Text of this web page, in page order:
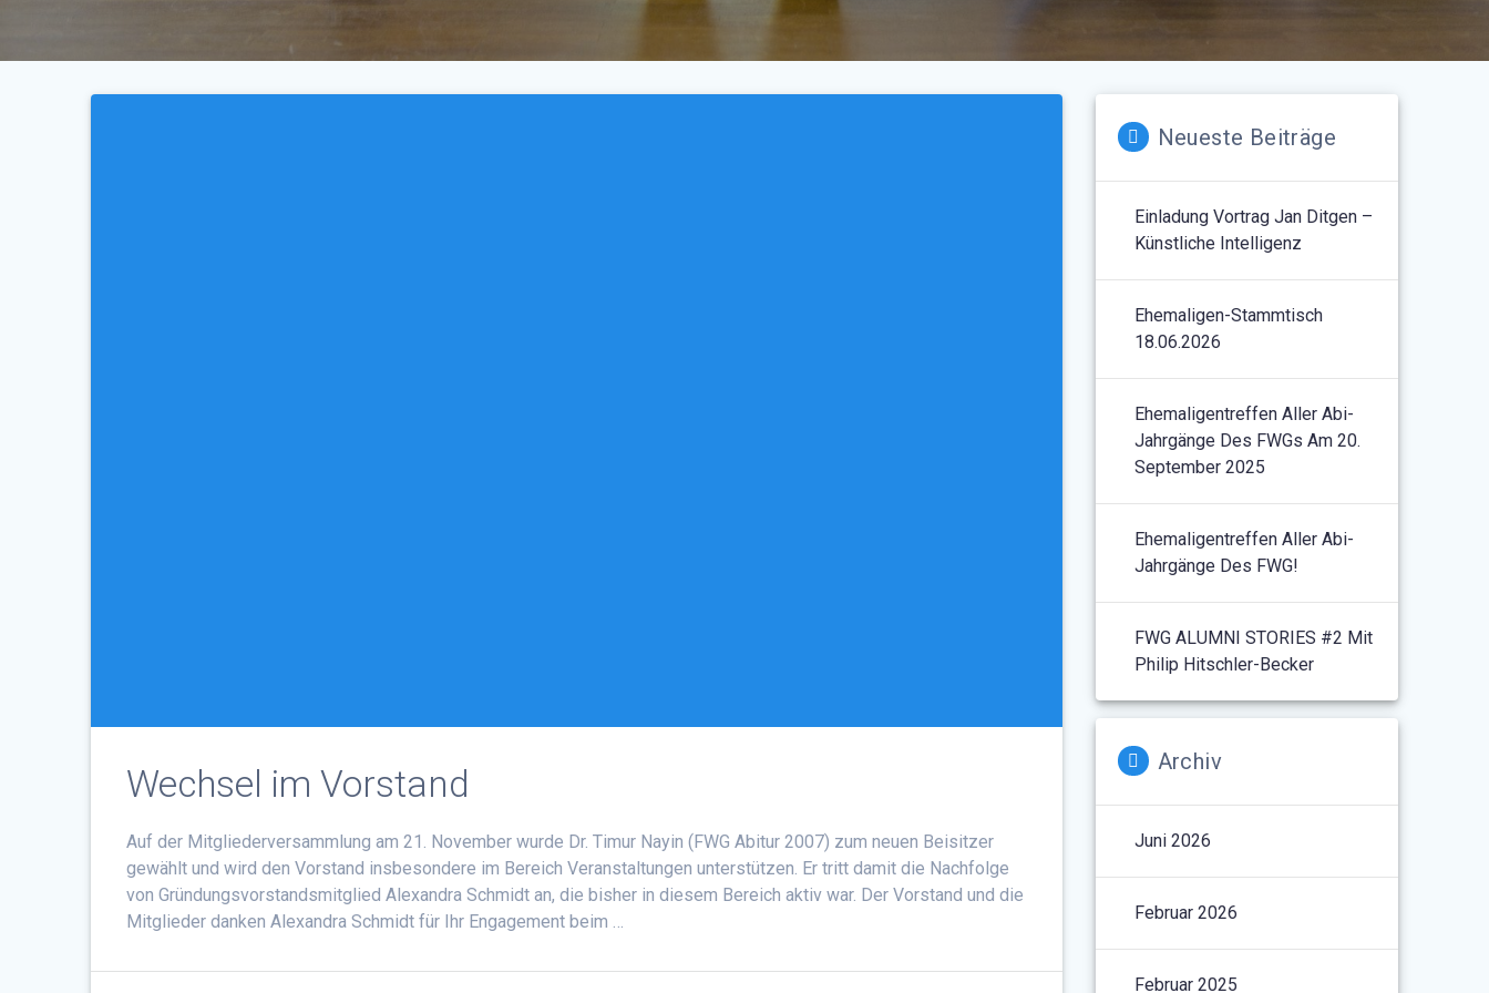
Wechsel im Vorstand
Auf der Mitgliederversammlung am 21. November wurde Dr. Timur Nayin (FWG Abitur 2007) zum neuen Beisitzer
gewählt und wird den Vorstand insbesondere im Bereich Veranstaltungen unterstützen. Er tritt damit die Nachfolge
von Gründungsvorstandsmitglied Alexandra Schmidt an, die bisher in diesem Bereich aktiv war. Der Vorstand und die
Mitglieder danken Alexandra Schmidt für Ihr Engagement beim …
Neueste Beiträge
Einladung Vortrag Jan Ditgen –
Künstliche Intelligenz
Ehemaligen-Stammtisch
18.06.2026
Ehemaligentreffen Aller Abi-
Jahrgänge Des FWGs Am 20.
September 2025
Ehemaligentreffen Aller Abi-
Jahrgänge Des FWG!
FWG ALUMNI STORIES #2 Mit
Philip Hitschler-Becker
Archiv
Juni 2026
Februar 2026
Februar 2025